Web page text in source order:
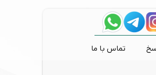
تماس با ما